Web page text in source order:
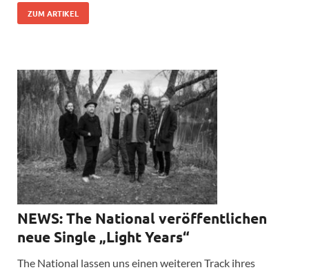
ZUM ARTIKEL
NEWS: The National veröffentlichen
neue Single „Light Years“
The National lassen uns einen weiteren Track ihres